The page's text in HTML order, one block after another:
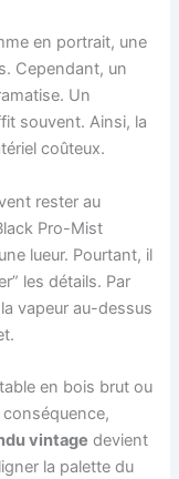
en portrait, une
Cependant, un
Un
souvent. Ainsi, la
coûteux.
rester au
Pro-Mist
lueur. Pourtant, il
les détails. Par
vapeur au-dessus
en bois brut ou
vintage devient
la palette du